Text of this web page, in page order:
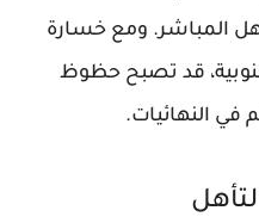
المباشر. ومع خسارة
قد تصبح حظوظ
في النهائيات.